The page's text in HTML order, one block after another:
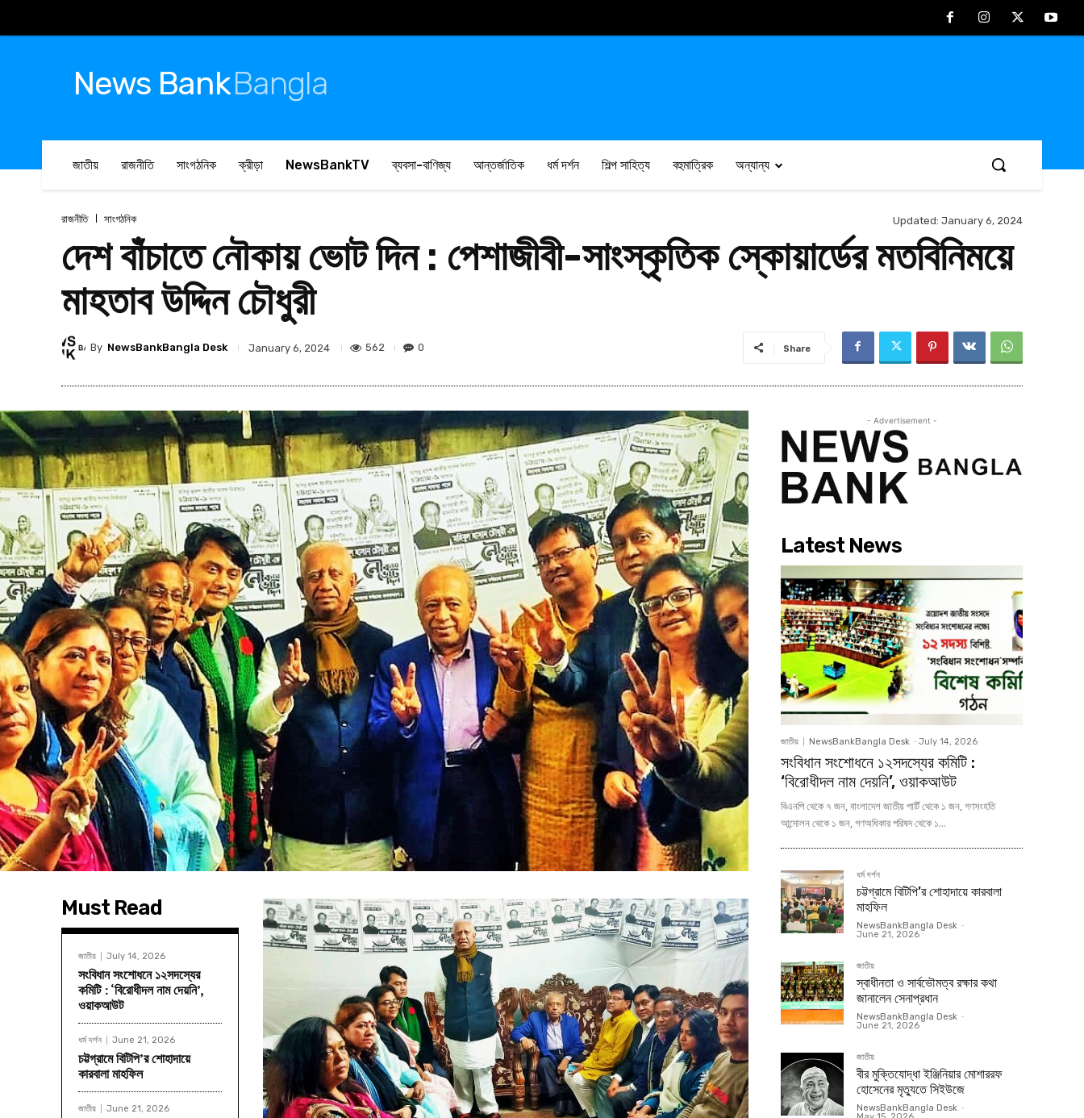
News BankBangla
জাতীয় রাজনীতি সাংগঠনিক ক্রীড়া NewsBankTV ব্যবসা-বাণিজ্য আন্তর্জাতিক ধর্ম দর্শন শিল্প সাহিত্য বহুমাত্রিক অন্যান্য
রাজনীতি সাংগঠনিক Updated: January 6, 2024
দেশ বাঁচাতে নৌকায় ভোট দিন : পেশাজীবী-সাংস্কৃতিক স্কোয়ার্ডের মতবিনিময়ে
মাহতাব উদ্দিন চৌধুরী
By NewsBankBangla Desk January 6, 2024 562 0 Share
Must Read
জাতীয় July 14, 2026
সংবিধান সংশোধনে ১২সদস্যের
কমিটি : ‘বিরোধীদল নাম দেয়নি’,
ওয়াকআউট
ধর্ম দর্শন June 21, 2026
চট্টগ্রামে বিটিপি’র শোহাদায়ে
কারবালা মাহফিল
জাতীয় June 21, 2026
- Advertisement -
Latest News
জাতীয় NewsBankBangla Desk - July 14, 2026
সংবিধান সংশোধনে ১২সদস্যের কমিটি :
‘বিরোধীদল নাম দেয়নি’, ওয়াকআউট
বিএনপি থেকে ৭ জন, বাংলাদেশ জাতীয় পার্টি থেকে ১ জন, গণসংহতি
আন্দোলন থেকে ১ জন, গণঅধিকার পরিষদ থেকে ১...
ধর্ম দর্শন
চট্টগ্রামে বিটিপি’র শোহাদায়ে কারবালা
মাহফিল
NewsBankBangla Desk -
June 21, 2026
জাতীয়
স্বাধীনতা ও সার্বভৌমত্ব রক্ষার কথা
জানালেন সেনাপ্রধান
NewsBankBangla Desk -
June 21, 2026
জাতীয়
বীর মুক্তিযোদ্ধা ইঞ্জিনিয়ার মোশাররফ
হোসেনের মৃত্যুতে সিইউজে
NewsBankBangla Desk -